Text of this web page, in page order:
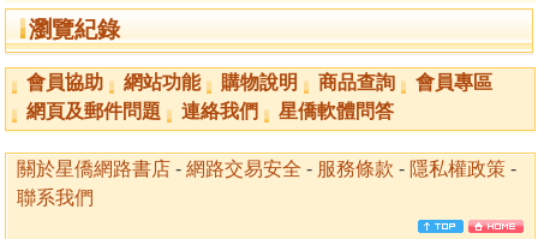
瀏覽紀錄
會員協助 網站功能 購物說明 商品查詢
會員專區
網頁及郵件問題
連絡我們 星僑軟體問答
關於星僑網路書店 - 網路交易安全 - 服務條款 - 隱私權政策 -
聯系我們